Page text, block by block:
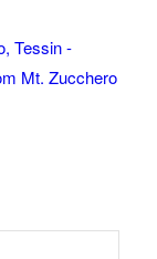
Tessin -
Mt. Zucchero